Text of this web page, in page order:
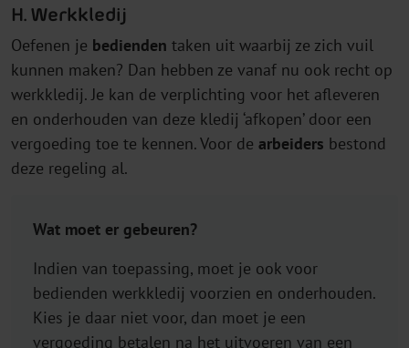
H. Werkkledij
Oefenen je bedienden taken uit waarbij ze zich vuil
kunnen maken? Dan hebben ze vanaf nu ook recht op
werkkledij. Je kan de verplichting voor het afleveren
en onderhouden van deze kledij ‘afkopen’ door een
vergoeding toe te kennen. Voor de arbeiders bestond
deze regeling al.
Wat moet er gebeuren?
Indien van toepassing, moet je ook voor
bedienden werkkledij voorzien en onderhouden.
Kies je daar niet voor, dan moet je een
vergoeding betalen na het uitvoeren van een